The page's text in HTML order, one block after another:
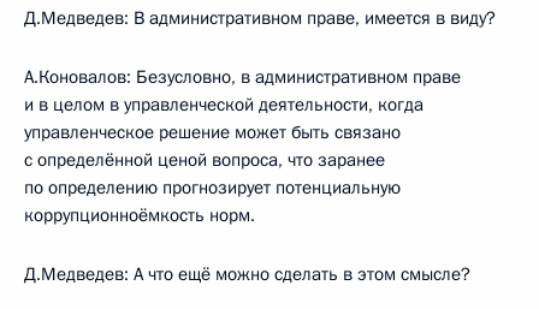
Д.Медведев: В административном праве, имеется в виду?
А.Коновалов: Безусловно, в административном праве
и в целом в управленческой деятельности, когда
управленческое решение может быть связано
с определённой ценой вопроса, что заранее
по определению прогнозирует потенциальную
коррупционноёмкость норм.
Д.Медведев: А что ещё можно сделать в этом смысле?